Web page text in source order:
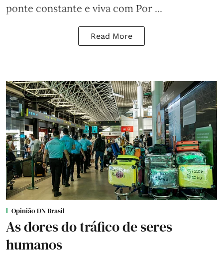
ponte constante e viva com Por ...
Read More
Opinião DN Brasil
As dores do tráfico de seres
humanos